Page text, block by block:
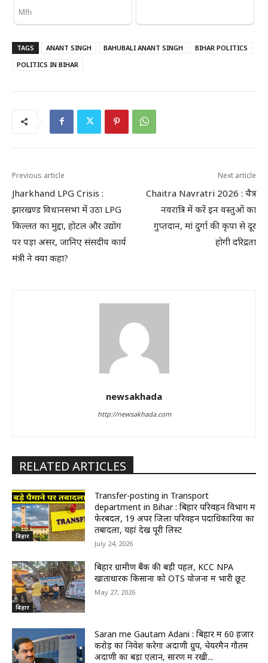
TAGS ANANT SINGH BAHUBALI ANANT SINGH
BIHAR POLITICS
POLITICS IN BIHAR
Previous article
Jharkhand LPG Crisis :
झारखण्ड विधानसभा में उठा LPG
किल्लत का मुद्दा, होटल और उद्योग
पर पड़ा असर, जानिए संसदीय कार्य
मंत्री ने क्या कहा?
Next article
Chaitra Navratri 2026 : चैत्र
नवरात्रि में करें इन वस्तुओं का
गुप्तदान, मां दुर्गा की कृपा से दूर
होगी दरिद्रता
newsakhada
http://newsakhada.com
RELATED ARTICLES
बिहार
Transfer-posting in Transport
department in Bihar : बिहार परिवहन विभाग में
फेरबदल, 19 अपर जिला परिवहन पदाधिकारियों का
तबादला, यहां देखें पूरी लिस्ट
July 24, 2026
बिहार
बिहार ग्रामीण बैंक की बड़ी पहल, KCC NPA
खाताधारक किसानों को OTS योजना में भारी छूट
May 27, 2026
Saran me Gautam Adani : बिहार में 60 हजार
करोड़ का निवेश करेगा अदाणी ग्रुप, चेयरमैन गौतम
अदाणी का बड़ा एलान, सारण में रखी...